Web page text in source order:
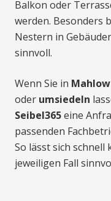
Balkon oder
werden. Besonders
Nestern in
sinnvoll.
Wenn Sie in Mahlow
oder umsiedeln
Seibel365eine
passenden
So lässt sich schnell
jeweiligen Fall